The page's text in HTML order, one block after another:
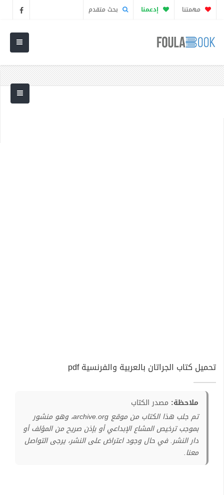
مهمتنا إدعمنا بحث متقدم
تحميل كتاب الجراتان بالعربية والفرنسية pdf
ملاحظة: مصدر الكتاب
تم جلب هذا الكتاب من موقع archive.org، وهو منشور
بموجب ترخيص المشاع الإبداعي أو بإذن صريح من المؤلف أو
دار النشر. في حال وجود اعتراض على النشر، يرجى التواصل
معنا.